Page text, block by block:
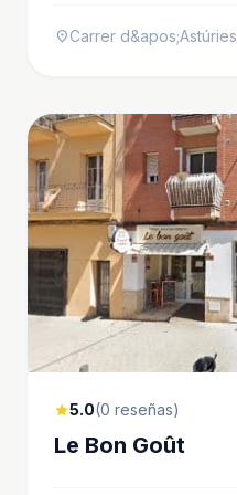
location_onCarrer d&apos;Astúries
star5.0(0 reseñas)
Le Bon Goût